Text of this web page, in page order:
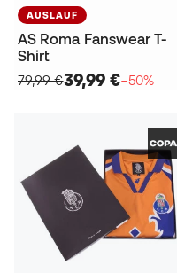
AUSLAUF
AS Roma Fanswear T-
Shirt
79,99 €39,99 €−50%